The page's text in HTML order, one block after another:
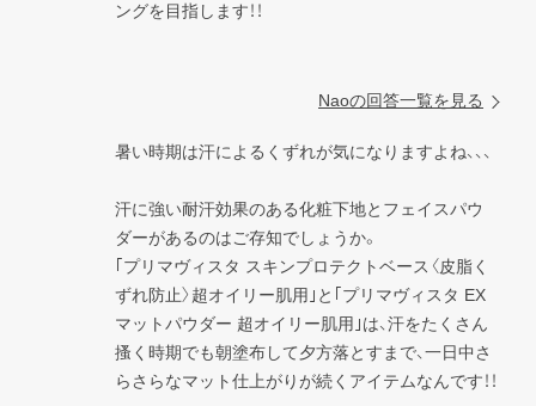
ングを目指します！！
Naoの回答一覧を見る
暑い時期は汗によるくずれが気になりますよね、、、
汗に強い耐汗効果のある化粧下地とフェイスパウ
ダーがあるのはご存知でしょうか。
｢プリマヴィスタ スキンプロテクトベース〈皮脂く
ずれ防止〉超オイリー肌用｣と｢プリマヴィスタ EX
マットパウダー 超オイリー肌用｣は、汗をたくさん
搔く時期でも朝塗布して夕方落とすまで、一日中さ
らさらなマット仕上がりが続くアイテムなんです！！